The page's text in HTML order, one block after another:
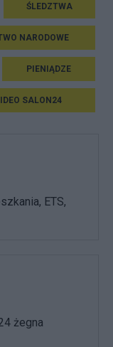
ŚLEDZTWA
NARODOWE
PIENIĄDZE
SALON24
ETS,
żegna